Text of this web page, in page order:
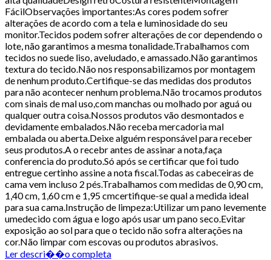
FácilObservações importantes:As cores podem sofrer
alterações de acordo com a tela e luminosidade do seu
monitor.Tecidos podem sofrer alterações de cor dependendo o
lote, não garantimos a mesma tonalidade.Trabalhamos com
tecidos no suede liso, aveludado, e amassado.Não garantimos
textura do tecido.Não nos responsabilizamos por montagem
de nenhum produto.Certifique-se das medidas dos produtos
para não acontecer nenhum problema.Não trocamos produtos
com sinais de mal uso,com manchas ou molhado por aguá ou
qualquer outra coisa.Nossos produtos vão desmontados e
devidamente embalados.Não receba mercadoria mal
embalada ou aberta.Deixe alguém responsável para receber
seus produtos.A o recebr antes de assinar a nota,faça
conferencia do produto.Só após se certificar que foi tudo
entregue certinho assine a nota fiscal.Todas as cabeceiras de
cama vem incluso 2 pés.Trabalhamos com medidas de 0,90 cm,
1,40 cm, 1,60 cm e 1,95 cmcertifique-se qual a medida ideal
para sua cama.Instrução de limpeza:Utilizar um pano levemente
umedecido com água e logo após usar um pano seco.Evitar
exposição ao sol para que o tecido não sofra alterações na
cor.Não limpar com escovas ou produtos abrasivos.
Ler descri��o completa